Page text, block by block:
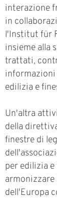
interazione
in
l'Institut für
insieme alla
trattati,
edilizia e
Un'altra
della
finestre di
per edilizia
armonizzare
dell'Europa